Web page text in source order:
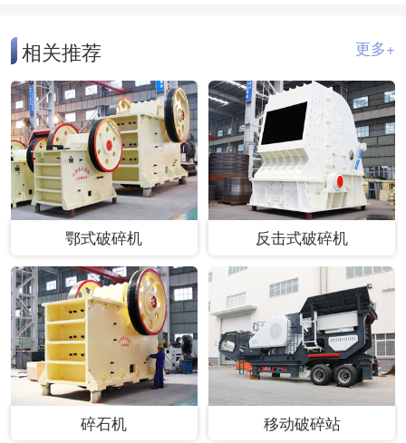
相关推荐 更多+
鄂式破碎机 反击式破碎机
碎石机 移动破碎站